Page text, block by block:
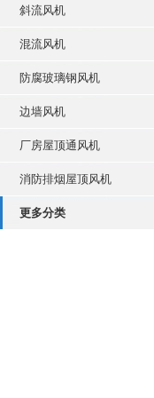
斜流风机
混流风机
防腐玻璃钢风机
边墙风机
厂房屋顶通风机
消防排烟屋顶风机
更多分类